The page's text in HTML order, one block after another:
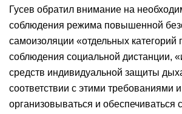
Гусев обратил внимание на
соблюдения режима повышенной
самоизоляции «отдельных категорий
соблюдения социальной дистанции,
средств индивидуальной защиты
соответствии с этими требованиями
организовываться и обеспечиваться